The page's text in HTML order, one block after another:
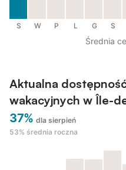
S W P L G S
Średnia
Aktualna
wakacyjnych w Île-
37% dla sierpień
53% średnia roczna